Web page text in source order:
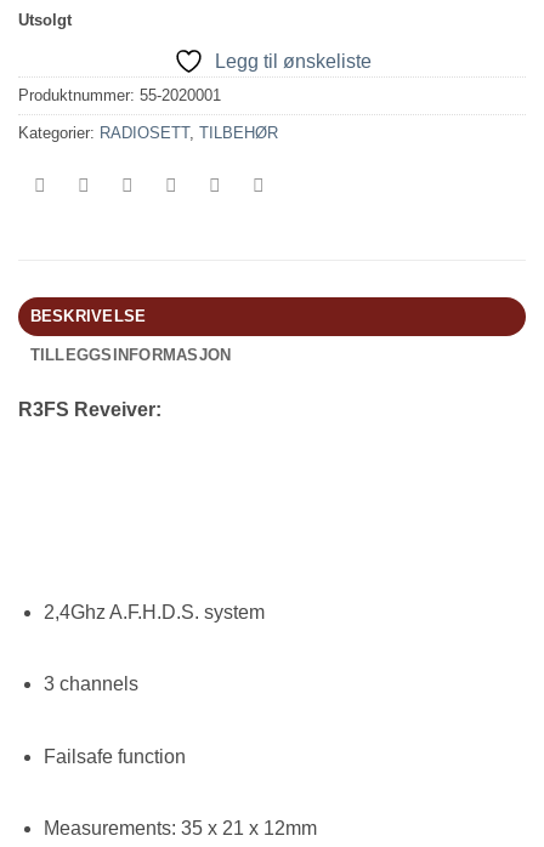
Utsolgt
Legg til ønskeliste
Produktnummer: 55-2020001
Kategorier: RADIOSETT, TILBEHØR
BESKRIVELSE
TILLEGGSINFORMASJON
R3FS Reveiver:
2,4Ghz A.F.H.D.S. system
3 channels
Failsafe function
Measurements: 35 x 21 x 12mm